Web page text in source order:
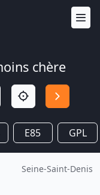
chère
E85 GPL
Seine-Saint-Denis